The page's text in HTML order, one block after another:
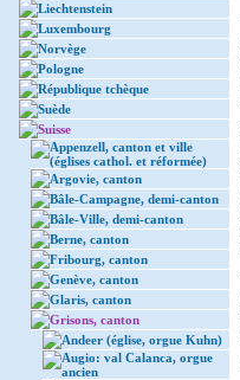
Liechtenstein
Luxembourg
Norvège
Pologne
République tchèque
Suède
Suisse
Appenzell, canton et ville
(églises cathol. et réformée)
Argovie, canton
Bâle-Campagne, demi-canton
Bâle-Ville, demi-canton
Berne, canton
Fribourg, canton
Genève, canton
Glaris, canton
Grisons, canton
Andeer (église, orgue Kuhn)
Augio: val Calanca, orgue
ancien